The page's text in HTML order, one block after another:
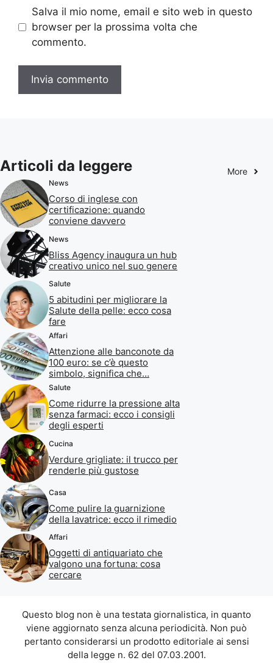
Salva il mio nome, email e sito web in questo
browser per la prossima volta che
commento.
Articoli da leggere More
News
Corso di inglese con
certificazione: quando
conviene davvero
News
Bliss Agency inaugura un hub
creativo unico nel suo genere
Salute
5 abitudini per migliorare la
Salute della pelle: ecco cosa
fare
Affari
Attenzione alle banconote da
100 euro: se c’è questo
simbolo, significa che…
Salute
Come ridurre la pressione alta
senza farmaci: ecco i consigli
degli esperti
Cucina
Verdure grigliate: il trucco per
renderle più gustose
Casa
Come pulire la guarnizione
della lavatrice: ecco il rimedio
Affari
Oggetti di antiquariato che
valgono una fortuna: cosa
cercare
Questo blog non è una testata giornalistica, in quanto
viene aggiornato senza alcuna periodicità. Non può
pertanto considerarsi un prodotto editoriale ai sensi
della legge n. 62 del 07.03.2001.